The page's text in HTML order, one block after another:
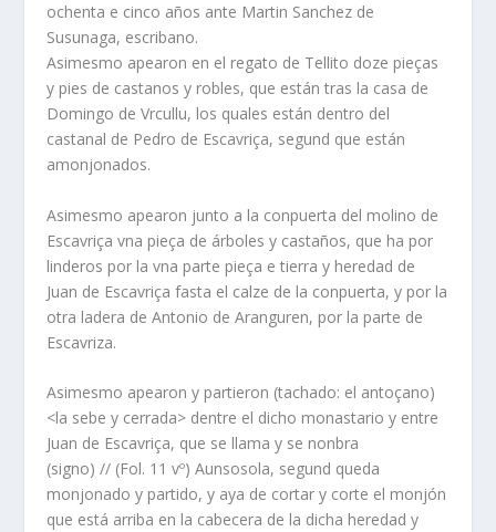
ochenta e cinco años ante Martin Sanchez de
Susunaga, escribano.
Asimesmo apearon en el regato de Tellito doze pieças
y pies de castanos y robles, que están tras la casa de
Domingo de Vrcullu, los quales están dentro del
castanal de Pedro de Escavriça, segund que están
amonjonados.
Asimesmo apearon junto a la conpuerta del molino de
Escavriça vna pieça de árboles y castaños, que ha por
linderos por la vna parte pieça e tierra y heredad de
Juan de Escavriça fasta el calze de la conpuerta, y por la
otra ladera de Antonio de Aranguren, por la parte de
Escavriza.
Asimesmo apearon y partieron (tachado: el antoçano)
<la sebe y cerrada> dentre el dicho monastario y entre
Juan de Escavriça, que se llama y se nonbra
(signo) // (Fol. 11 vº) Aunsosola, segund queda
monjonado y partido, y aya de cortar y corte el monjón
que está arriba en la cabecera de la dicha heredad y